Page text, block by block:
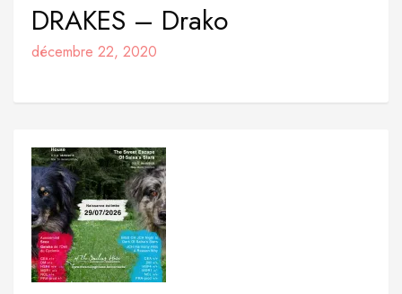
DRAKES – Drako
décembre 22, 2020